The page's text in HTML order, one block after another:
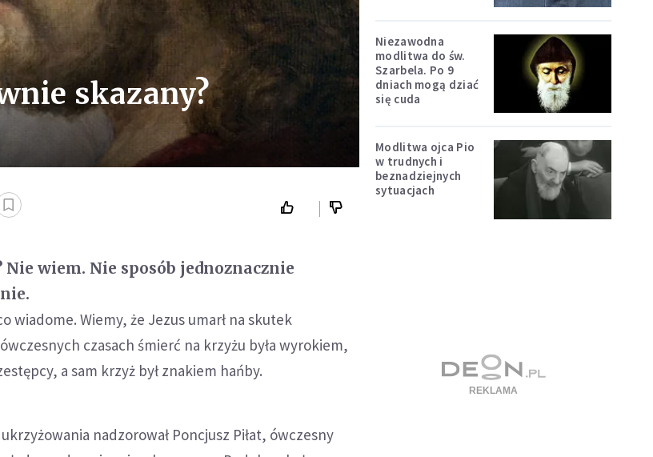
skazany?
Nie wiem. Nie sposób jednoznacznie
wiadome. Wiemy, że Jezus umarł na skutek
czasach śmierć na krzyżu była wyrokiem,
a sam krzyż był znakiem hańby.
nadzorował Poncjusz Piłat, ówczesny
Niezawodna
modlitwa do św.
Szarbela. Po 9
dniach mogą dziać
się cuda
Modlitwa ojca Pio
w trudnych i
beznadziejnych
sytuacjach